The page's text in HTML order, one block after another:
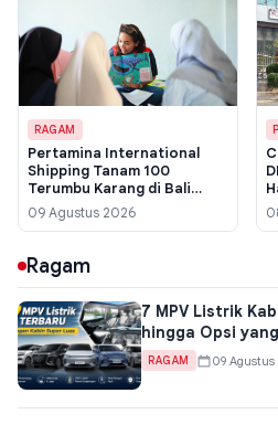
RAGAM
Pertamina International
Shipping Tanam 100
Terumbu Karang di Bali
Barat, Target Hidupkan
Kembali Pariwisata Bawah
09 Agustus 2026
Ragam
7 MPV Listrik
hingga Opsi
RAGAM 09 Agustus